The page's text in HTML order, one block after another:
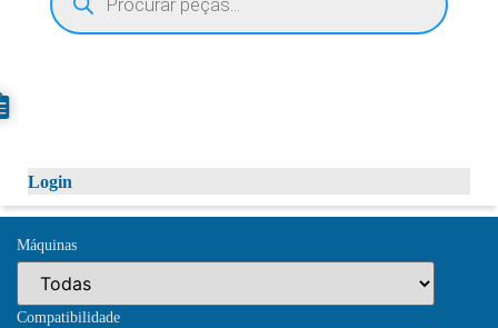
Login
Máquinas
Compatibilidade